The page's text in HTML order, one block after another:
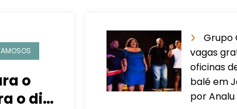
o
o dia
Grupo
vagas
oficinas
balé em
por